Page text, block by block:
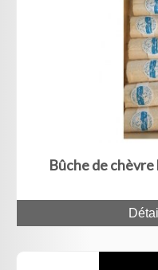
Bûche de